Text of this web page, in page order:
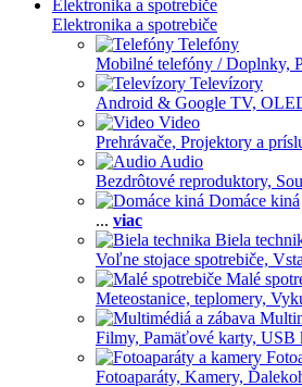
Elektronika a spotrebiče
Elektronika a spotrebiče
Telefóny
Mobilné telefóny / Doplnky,
Televízory
Android & Google TV,
Video
Prehrávače, Projektory a
Audio
Bezdrôtové reproduktory,
Domáce kiná
... viac
Biela
Voľne stojace spotrebiče,
Malé
Meteostanice, teplomery,
Filmy, Pamäťové karty, USB
Fotoaparáty, Kamery,